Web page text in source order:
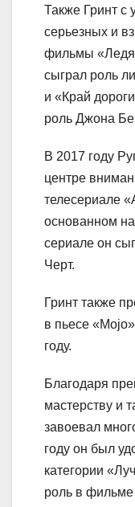
Также Гринт с
серьезных и
фильмы
сыграл роль
и «Край
роль Джона
В 2017 году
центре
телесериале
основанном
сериале он
Черт.
Гринт также
в пьесе
году.
Благодаря
мастерству и
завоевал
году он был
категории
роль в фильме